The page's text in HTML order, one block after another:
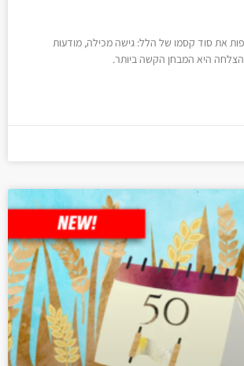
את סוד קסמו של הלל: גישה מכילה, מודעות
היא המבחן הקשה ביותר.